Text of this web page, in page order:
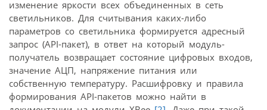
изменение яркости всех объединенных в сеть
светильников. Для считывания каких-либо
параметров со светильника формируется адресный
запрос (API-пакет), в ответ на который модуль-
получатель возвращает состояние цифровых входов,
значение АЦП, напряжение питания или
собственную температуру. Расшифровку и правила
формирования API-пакетов можно найти в